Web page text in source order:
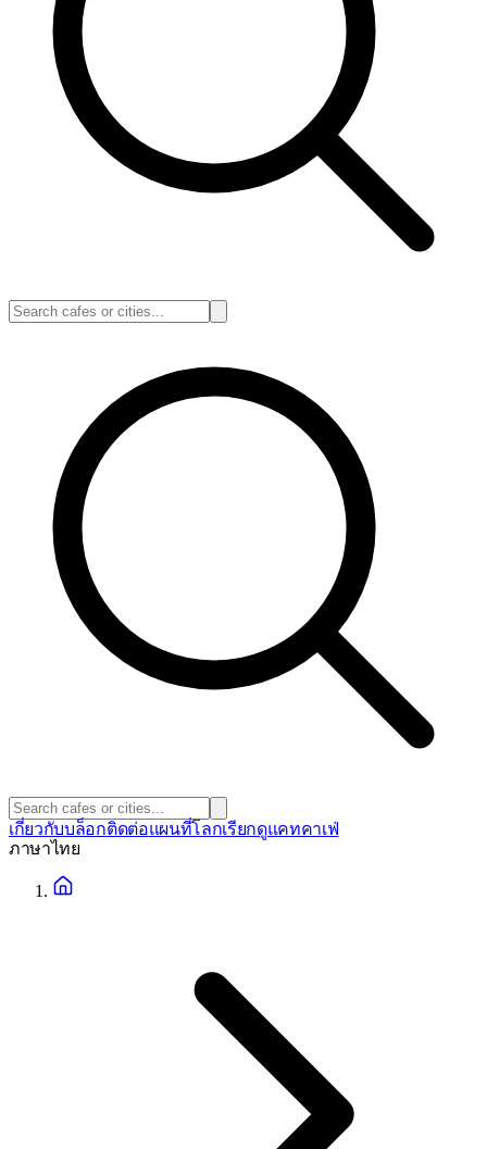
เกี่ยวกับบล็อกติดต่อแผนที่โลกเรียกดูแคทคาเฟ่
ภาษาไทย